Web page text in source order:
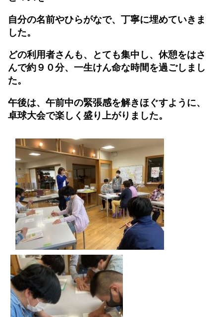
自分の名前やひらがなで、丁寧に埋めていきま
した。
どの利用者さんも、とても集中し、休憩をはさ
んで約９０分、一生けん命な時間を過ごしまし
た。
午後は、午前中の緊張感を解きほぐすように、
卓球大会で楽しく盛り上がりました。